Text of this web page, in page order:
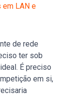
em LAN e
de rede
ter sob
É preciso
em si,